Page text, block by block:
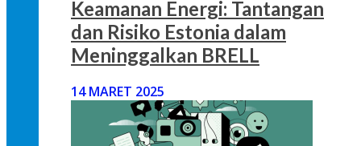
Keamanan Energi: Tantangan
dan Risiko Estonia dalam
Meninggalkan BRELL
14 MARET 2025